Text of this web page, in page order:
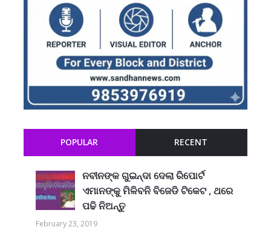
POPULAR RECENT
ନବୀନଙ୍କ ଗୁଇନ୍ଦା ଦେଲା ରିପୋର୍ଟ
ଏମାନଙ୍କୁ ମିଳିବନି ବିଜେଡି ଟିକେଟ , ଥରେ
ପଢି ନିଅନ୍ତୁ
February 23, 2019